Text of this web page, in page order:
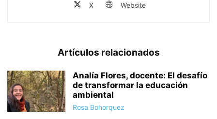
X Website
Artículos relacionados
Analía Flores, docente: El desafío
de transformar la educación
ambiental
Rosa Bohorquez